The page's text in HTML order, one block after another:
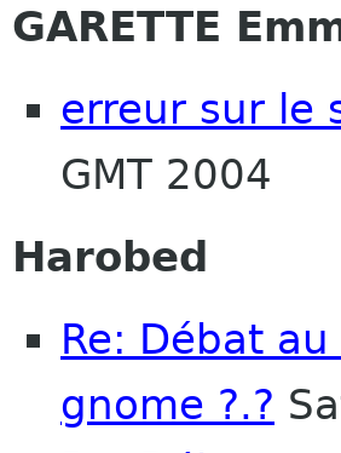
GARETTE
erreur sur le
GMT 2004
Harobed
Re: Débat
gnome ?.?